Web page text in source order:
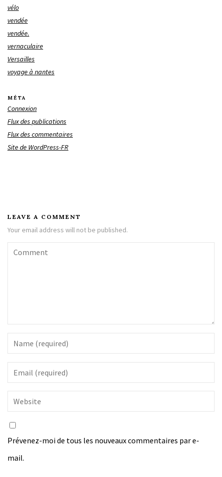
vélo
vendée
vendée.
vernaculaire
Versailles
voyage à nantes
MÉTA
Connexion
Flux des publications
Flux des commentaires
Site de WordPress-FR
LEAVE A COMMENT
Your email address will not be published.
Prévenez-moi de tous les nouveaux commentaires par e-
mail.